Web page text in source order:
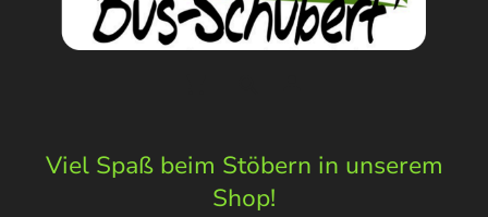
Viel Spaß beim Stöbern in unserem
Shop!